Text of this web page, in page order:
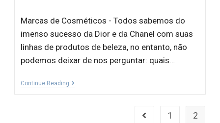
Marcas de Cosméticos - Todos sabemos do
imenso sucesso da Dior e da Chanel com suas
linhas de produtos de beleza, no entanto, não
podemos deixar de nos perguntar: quais…
Continue Reading
1 2